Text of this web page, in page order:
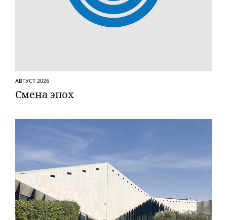
АВГУСТ 2026
Смена эпох